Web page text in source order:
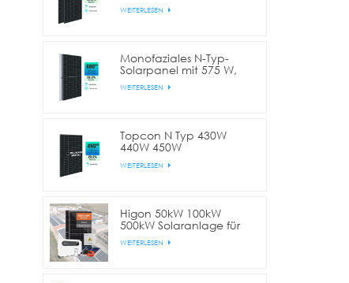
Halbzellen-Solarmodul
WEITERLESEN
Monofaziales N-Typ-
Solarpanel mit 575 W,
580 W, 590 W, 600 W
und 144 Zellen
WEITERLESEN
Topcon N Typ 430W
440W 450W
Halbzellen-Solarpanel
WEITERLESEN
Higon 50kW 100kW
500kW Solaranlage für
Gewerbe und Industrie
WEITERLESEN